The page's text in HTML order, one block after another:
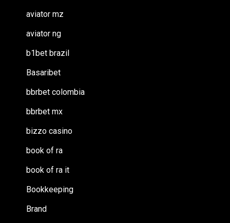
aviator mz
aviator ng
b1bet brazil
Basaribet
bbrbet colombia
bbrbet mx
bizzo casino
book of ra
book of ra it
Bookkeeping
Brand